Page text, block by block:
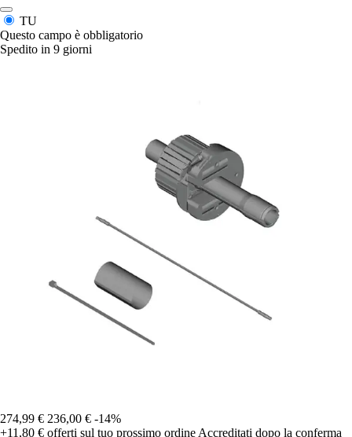
TU
Questo campo è obbligatorio
Spedito in 9 giorni
274,99 € 236,00 € -14%
+11,80 € offerti sul tuo prossimo ordine Accreditati dopo la conferma